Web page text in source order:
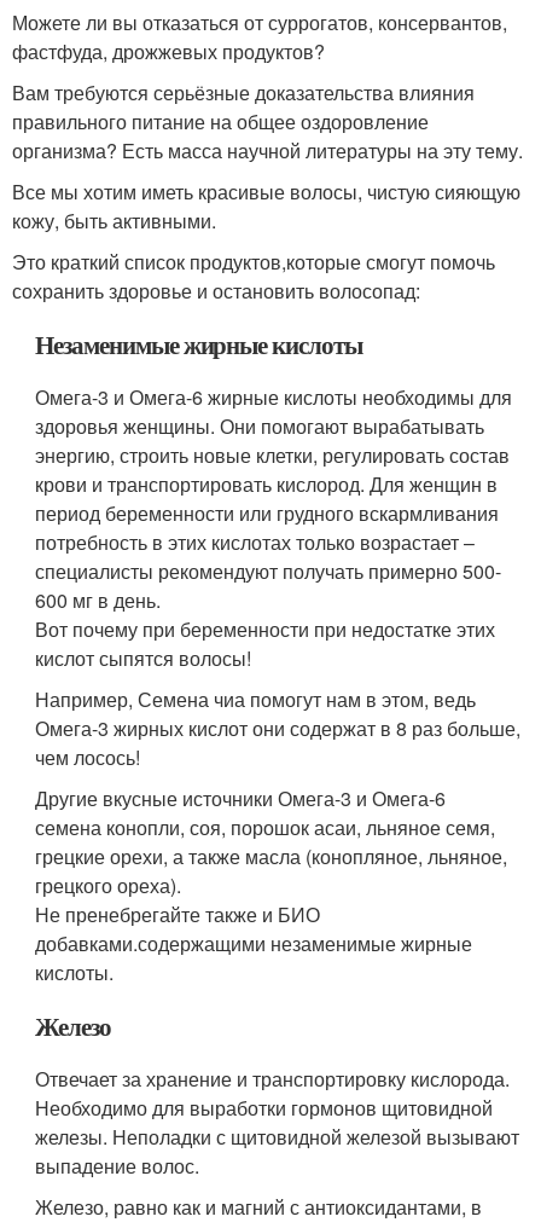
Можете ли вы отказаться от суррогатов, консервантов,
фастфуда, дрожжевых продуктов?
Вам требуются серьёзные доказательства влияния
правильного питание на общее оздоровление
организма? Есть масса научной литературы на эту тему.
Все мы хотим иметь красивые волосы, чистую сияющую
кожу, быть активными.
Это краткий список продуктов,которые смогут помочь
сохранить здоровье и остановить волосопад:
Незаменимые жирные кислоты
Омега-3 и Омега-6 жирные кислоты необходимы для
здоровья женщины. Они помогают вырабатывать
энергию, строить новые клетки, регулировать состав
крови и транспортировать кислород. Для женщин в
период беременности или грудного вскармливания
потребность в этих кислотах только возрастает –
специалисты рекомендуют получать примерно 500-
600 мг в день.
Вот почему при беременности при недостатке этих
кислот сыпятся волосы!
Например, Семена чиа помогут нам в этом, ведь
Омега-3 жирных кислот они содержат в 8 раз больше,
чем лосось!
Другие вкусные источники Омега-3 и Омега-6
семена конопли, соя, порошок асаи, льняное семя,
грецкие орехи, а также масла (конопляное, льняное,
грецкого ореха).
Не пренебрегайте также и БИО
добавками.содержащими незаменимые жирные
кислоты.
Железо
Отвечает за хранение и транспортировку кислорода.
Необходимо для выработки гормонов щитовидной
железы. Неполадки с щитовидной железой вызывают
выпадение волос.
Железо, равно как и магний с антиоксидантами, в